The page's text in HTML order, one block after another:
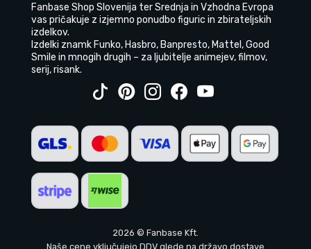
Fanbase Shop Slovenija ter Srednja in Vzhodna Evropa
vas pričakuje z izjemno ponudbo figuric in zbirateljskih
izdelkov.
Izdelki znamk Funko, Hasbro, Banpresto, Mattel, Good
Smile in mnogih drugih – za ljubitelje animejev, filmov,
serij, risank.
2026 © Fanbase Kft.
Naše cene vključujejo DDV glede na državo dostave